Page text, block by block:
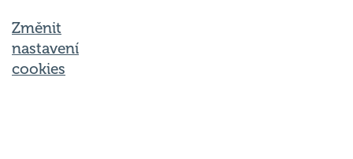
Změnit
nastavení
cookies